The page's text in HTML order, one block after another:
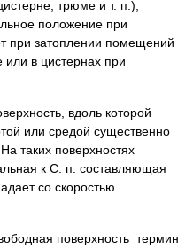
трюме и т. п.),
положение при
при затоплении помещений
или в цистернах при
вдоль которой
или средой существенно
таких поверхностях
к С. п. составляющая
со скоростью… …
поверхность термин